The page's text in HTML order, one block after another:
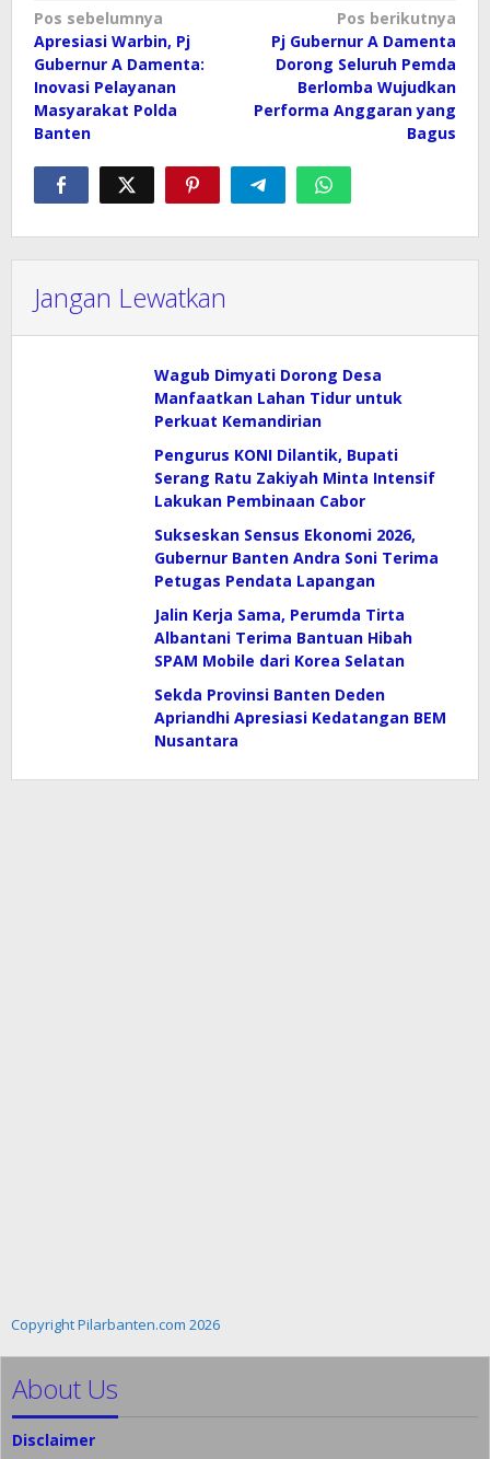
Navigasi
pos
Pos sebelumnya
Apresiasi Warbin, Pj
Gubernur A Damenta:
Inovasi Pelayanan
Masyarakat Polda
Banten
Pos berikutnya
Pj Gubernur A Damenta
Dorong Seluruh Pemda
Berlomba Wujudkan
Performa Anggaran yang
Bagus
Jangan Lewatkan
Wagub Dimyati Dorong Desa
Manfaatkan Lahan Tidur untuk
Perkuat Kemandirian
Pengurus KONI Dilantik, Bupati
Serang Ratu Zakiyah Minta Intensif
Lakukan Pembinaan Cabor
Sukseskan Sensus Ekonomi 2026,
Gubernur Banten Andra Soni Terima
Petugas Pendata Lapangan
Jalin Kerja Sama, Perumda Tirta
Albantani Terima Bantuan Hibah
SPAM Mobile dari Korea Selatan
Sekda Provinsi Banten Deden
Apriandhi Apresiasi Kedatangan BEM
Nusantara
Copyright Pilarbanten.com 2026
About Us
Disclaimer